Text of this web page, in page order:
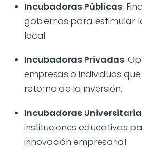
Incubadoras Públicas:
gobiernos para estimular
local.
Incubadoras Privadas:
empresas o individuos
retorno de la inversión.
Incubadoras
instituciones educativas
innovación empresarial.